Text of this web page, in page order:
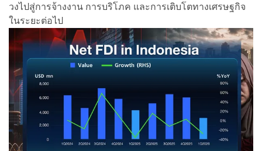
วงไปสู่การจ้างงาน การบริโภค และการเติบโตทางเศรษฐกิจ
ในระยะต่อไป